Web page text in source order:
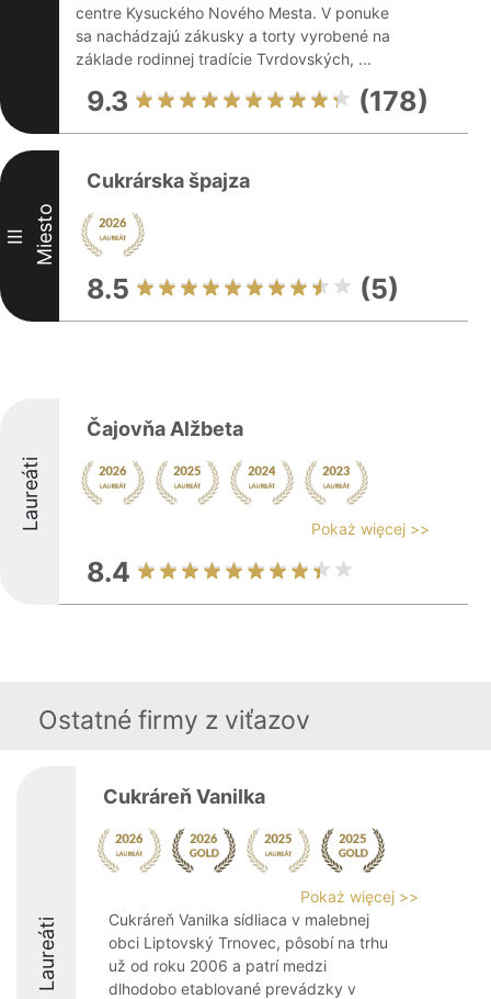
centre Kysuckého Nového Mesta. V ponuke
sa nachádzajú zákusky a torty vyrobené na
základe rodinnej tradície Tvrdovských, ...
9.3 (178)
III Miesto
Cukrárska špajza
8.5 (5)
Laureáti
Čajovňa Alžbeta
Pokaż więcej >>
8.4
Ostatné firmy z viťazov
Laureáti
Cukráreň Vanilka
Pokaż więcej >>
Cukráreň Vanilka sídliaca v malebnej
obci Liptovský Trnovec, pôsobí na trhu
už od roku 2006 a patrí medzi
dlhodobo etablované prevádzky v